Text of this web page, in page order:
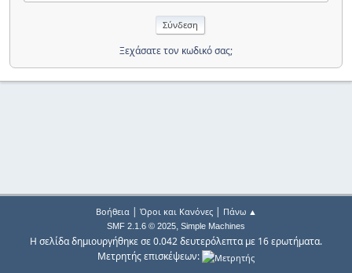
Ξεχάσατε τον κωδικό σας;
Βοήθεια| Όροι και Κανόνες| Πάνω ▲
SMF 2.1.6 © 2025, Simple Machines
Η σελίδα δημιουργήθηκε σε 0.042 δευτερόλεπτα με 16 ερωτήματα.
Μετρητής επισκέψεων: